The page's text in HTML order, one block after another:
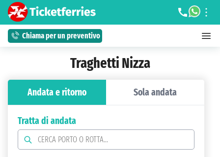
Chiama per un preventivo
Traghetti Nizza
Andata e ritorno Sola andata
Tratta di andata